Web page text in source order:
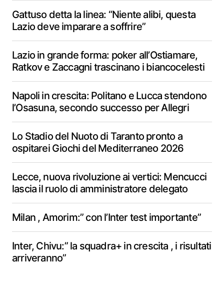
Gattuso detta la linea: “Niente alibi, questa
Lazio deve imparare a soffrire”
Lazio in grande forma: poker all’Ostiamare,
Ratkov e Zaccagni trascinano i biancocelesti
Napoli in crescita: Politano e Lucca stendono
l’Osasuna, secondo successo per Allegri
Lo Stadio del Nuoto di Taranto pronto a
ospitarei Giochi del Mediterraneo 2026
Lecce, nuova rivoluzione ai vertici: Mencucci
lascia il ruolo di amministratore delegato
Milan , Amorim:” con l’Inter test importante”
Inter, Chivu:” la squadra+ in crescita , i risultati
arriveranno”